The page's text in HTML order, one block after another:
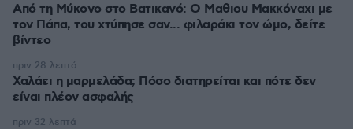
Από τη Μύκονο στο Βατικανό: Ο Μαθιου Μακκόναχι με
τον Πάπα, του χτύπησε σαν... φιλαράκι τον ώμο, δείτε
βίντεο
Χαλάει η μαρμελάδα; Πόσο διατηρείται και πότε δεν
είναι πλέον ασφαλής
πριν 28 λεπτά
πριν 32 λεπτά